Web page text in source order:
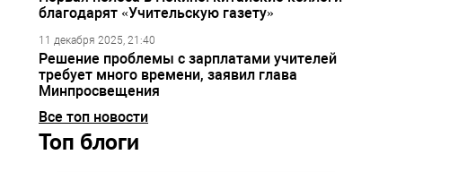
благодарят «Учительскую газету»
11 декабря 2025, 21:40
Решение проблемы с зарплатами учителей
требует много времени, заявил глава
Минпросвещения
Все топ новости
Топ блоги